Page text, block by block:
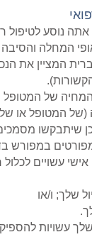
נוסע לטיפול
המחלה
המציין את
של המטופל
המטופל או
שיתבקשו
במפורש
עשויים לכלול
שלך; ו/או
עשויות